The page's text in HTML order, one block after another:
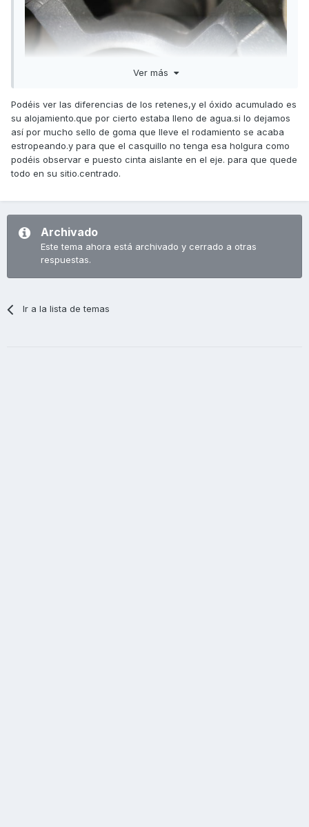
Ver más
Podéis ver las diferencias de los retenes,y el óxido acumulado es
su alojamiento.que por cierto estaba lleno de agua.si lo dejamos
así por mucho sello de goma que lleve el rodamiento se acaba
estropeando.y para que el casquillo no tenga esa holgura como
podéis observar e puesto cinta aislante en el eje. para que quede
todo en su sitio.centrado.
Archivado
Este tema ahora está archivado y cerrado a otras
respuestas.
Ir a la lista de temas